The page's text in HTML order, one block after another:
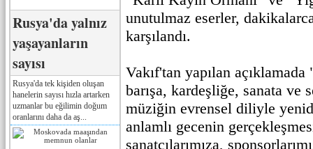
Rusya'da yalnız
yaşayanların
sayısı
Rusya'da tek kişiden oluşan
hanelerin sayısı hızla artarken
uzmanlar bu eğilimin doğum
oranlarını daha da aş...
unutulmaz eserler,
karşılandı.
Vakıf'tan yapılan
barışa, kardeşliğe, sanata ve
müziğin evrensel diliyle
anlamlı gecenin
sanatçılarımıza,